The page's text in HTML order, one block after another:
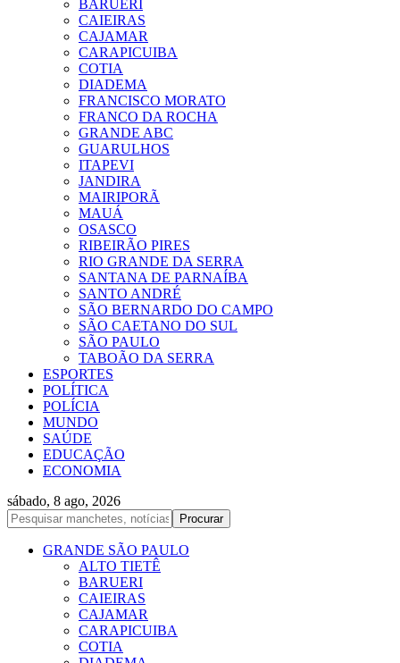
BARUERI
CAIEIRAS
CAJAMAR
CARAPICUIBA
COTIA
DIADEMA
FRANCISCO MORATO
FRANCO DA ROCHA
GRANDE ABC
GUARULHOS
ITAPEVI
JANDIRA
MAIRIPORÃ
MAUÁ
OSASCO
RIBEIRÃO PIRES
RIO GRANDE DA SERRA
SANTANA DE PARNAÍBA
SANTO ANDRÉ
SÃO BERNARDO DO CAMPO
SÃO CAETANO DO SUL
SÃO PAULO
TABOÃO DA SERRA
ESPORTES
POLÍTICA
POLÍCIA
MUNDO
SAÚDE
EDUCAÇÃO
ECONOMIA
sábado, 8 ago, 2026
GRANDE SÃO PAULO
ALTO TIETÊ
BARUERI
CAIEIRAS
CAJAMAR
CARAPICUIBA
COTIA